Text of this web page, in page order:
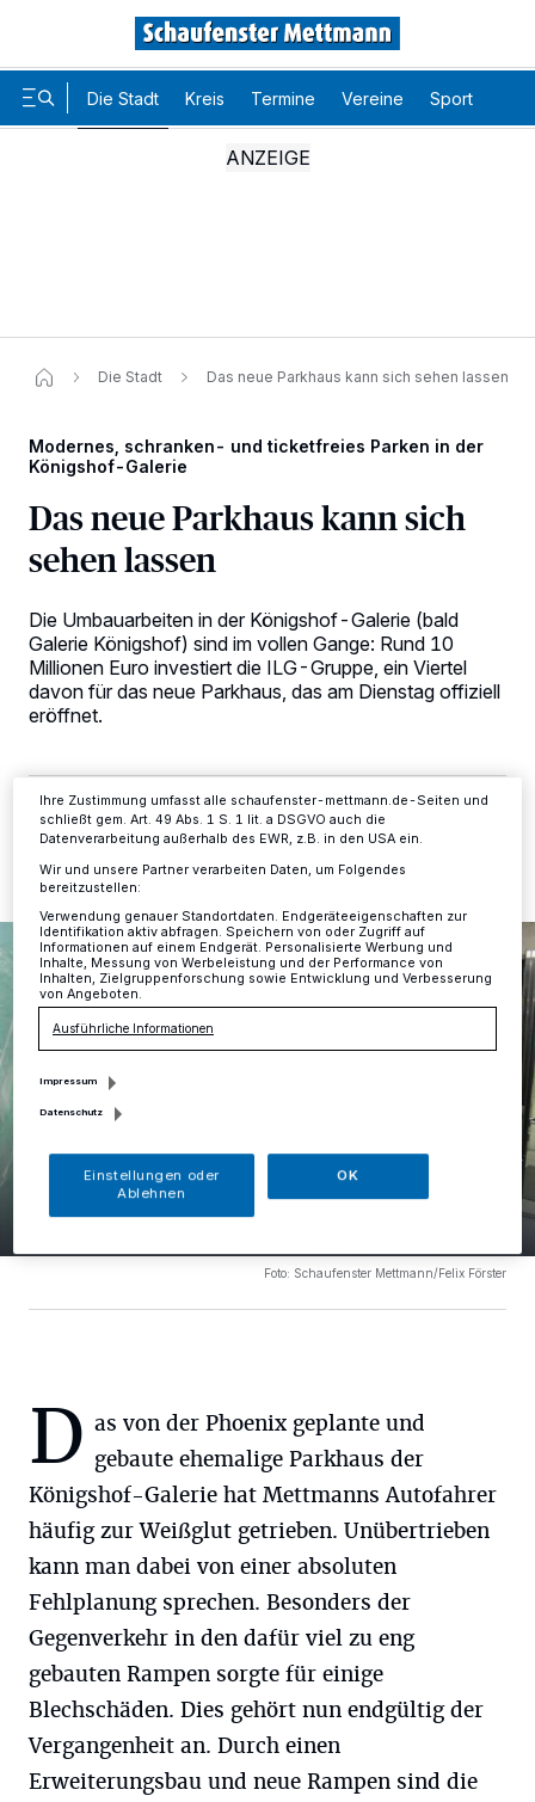
Die Stadt Kreis Termine Vereine Sport
Die Stadt Das neue Parkhaus kann sich sehen lassen
Modernes, schranken- und ticketfreies Parken in der
Königshof-Galerie
Das neue Parkhaus kann sich
sehen lassen
Die Umbauarbeiten in der Königshof-Galerie (bald
Galerie Königshof) sind im vollen Gange: Rund 10
Millionen Euro investiert die ILG-Gruppe, ein Viertel
davon für das neue Parkhaus, das am Dienstag offiziell
eröffnet.
06.05.2019 , 17:47 Uhr 2 Minuten Lesezeit
Eins der fünf modernsten
Deutschlands
Foto: Schaufenster Mettmann/Felix Förster
D as von der Phoenix geplante und
gebaute ehemalige Parkhaus der
Königshof-Galerie hat Mettmanns Autofahrer
häufig zur Weißglut getrieben. Unübertrieben
kann man dabei von einer absoluten
Fehlplanung sprechen. Besonders der
Gegenverkehr in den dafür viel zu eng
gebauten Rampen sorgte für einige
Blechschäden. Dies gehört nun endgültig der
Vergangenheit an. Durch einen
Erweiterungsbau und neue Rampen sind die
Wir und unsere218-Partner speichern und greifen auf
Tracking-Technologien für die unter „Wir und unsere Partner
verarbeiten Daten, um Ihnen Dienste bereitzustellen“ aufgeführten
Zwecke. Wenn Tracker deaktiviert sind, sind manche Inhalte und
Anzeigen möglicherweise nicht mehr so relevant für Sie. Sie können
dieses Menü jederzeit wieder aufrufen, um Ihre Einstellungen zu
ändern oder Ihre Einwilligung zu widerrufen, indem Sie auf den Link
Ihre Zustimmung umfasst alle schaufenster-mettmann.de-Seiten und
schließt gem. Art. 49 Abs. 1 S. 1 lit. a DSGVO auch die
Datenverarbeitung außerhalb des EWR, z.B. in den USA ein.
Wir und unsere Partner verarbeiten Daten, um Folgendes
bereitzustellen:
Verwendung genauer Standortdaten. Endgeräteeigenschaften zur
Identifikation aktiv abfragen. Speichern von oder Zugriff auf
Informationen auf einem Endgerät. Personalisierte Werbung und
Inhalte, Messung von Werbeleistung und der Performance von
Inhalten, Zielgruppenforschung sowie Entwicklung und Verbesserung
von Angeboten.
Ausführliche Informationen
Impressum
Datenschutz
Einstellungen oder
Ablehnen
OK